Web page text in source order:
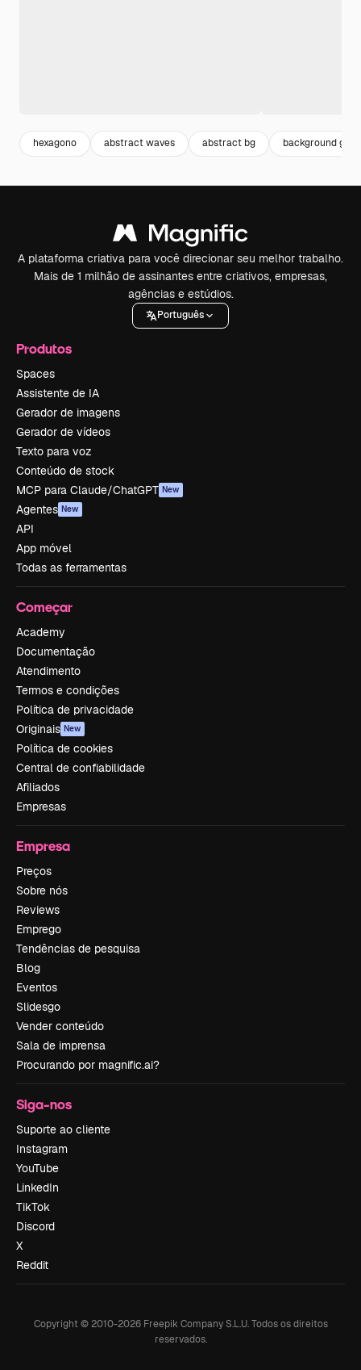
hexagono abstract waves abstract bg background
A plataforma criativa para você direcionar seu melhor trabalho.
Mais de 1 milhão de assinantes entre criativos, empresas,
agências e estúdios.
Português
Produtos
Spaces
Assistente de IA
Gerador de imagens
Gerador de vídeos
Texto para voz
Conteúdo de stock
MCP para Claude/ChatGPT New
Agentes New
API
App móvel
Todas as ferramentas
Começar
Academy
Documentação
Atendimento
Termos e condições
Política de privacidade
Originais New
Política de cookies
Central de confiabilidade
Afiliados
Empresas
Empresa
Preços
Sobre nós
Reviews
Emprego
Tendências de pesquisa
Blog
Eventos
Slidesgo
Vender conteúdo
Sala de imprensa
Procurando por magnific.ai?
Siga-nos
Suporte ao cliente
Instagram
YouTube
LinkedIn
TikTok
Discord
X
Reddit
Copyright © 2010-2026Freepik Company S.L.U. Todos os direitos
reservados.